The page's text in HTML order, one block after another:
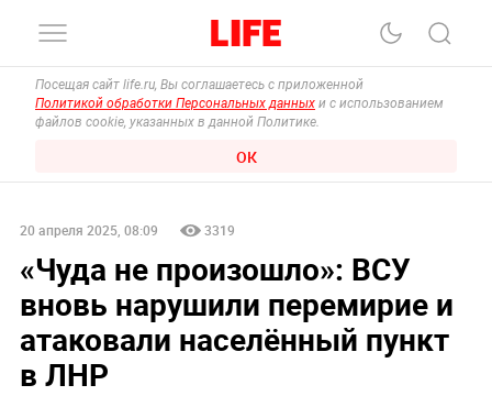
Посещая сайт life.ru, Вы соглашаетесь с приложенной
Политикой обработки Персональных данных и с использованием
файлов cookie, указанных в данной Политике.
ОК
20 апреля 2025, 08:09 3319
«Чуда не произошло»: ВСУ
вновь нарушили перемирие и
атаковали населённый пункт
в ЛНР